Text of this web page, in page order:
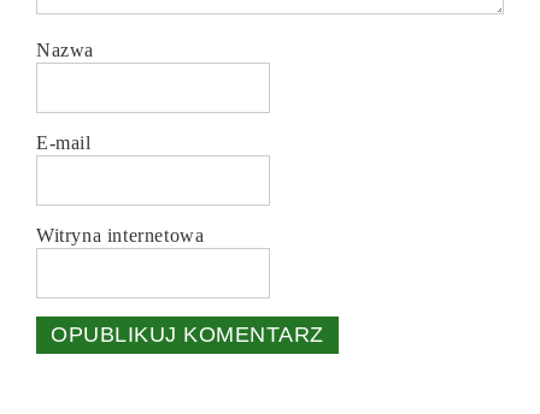
Nazwa
E-mail
Witryna internetowa